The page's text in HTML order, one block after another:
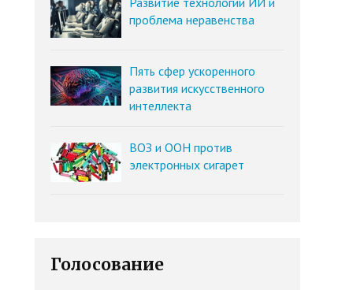
проблема неравенства
Пять сфер ускоренного
развития искусственного
интеллекта
ВОЗ и ООН против
электронных сигарет
Голосование